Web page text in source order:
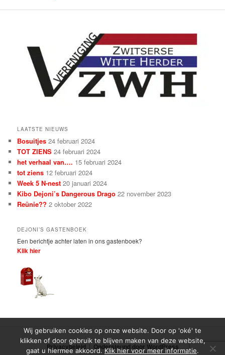
LAATSTE NIEUWS
Bosuitjes 24 februari 2024
TOT ZIENS 24 februari 2024
het verhaal van…. 15 februari 2024
tot ziens 12 februari 2024
Week 5 N-nest 20 januari 2024
Kibo Dejoni’s Dangerous Drago 22 november 2023
Reünie?? 2 oktober 2022
DEJONI’S GASTENBOEK
Een berichtje achter laten in ons gastenboek?
Klik hier
Privacybeleid Ondersteund door WordPress
Wij gebruiken cookies op onze website. Door op 'oké' te
klikken of door gebruik te blijven maken van deze website,
gaat u hiermee akkoord.Klik hier voor meer informatie.